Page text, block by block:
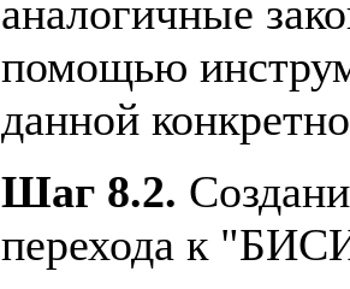
аналогичные
помощью
данной
Шаг 8.2.
перехода к